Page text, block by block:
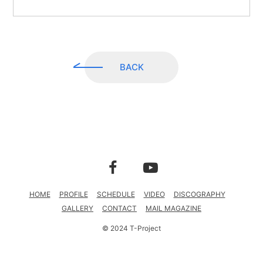
BACK
HOME PROFILE SCHEDULE VIDEO
DISCOGRAPHY
GALLERY
CONTACT MAIL MAGAZINE
© 2024 T-Project